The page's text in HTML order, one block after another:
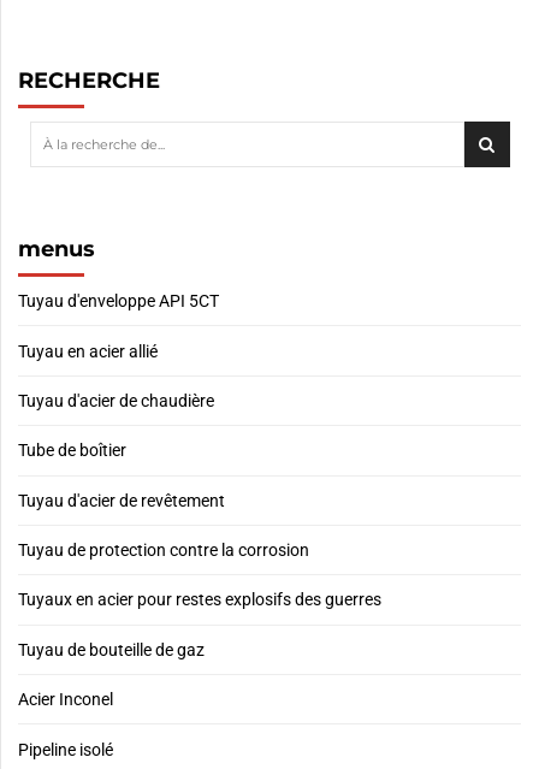
RECHERCHE
menus
Tuyau d'enveloppe API 5CT
Tuyau en acier allié
Tuyau d'acier de chaudière
Tube de boîtier
Tuyau d'acier de revêtement
Tuyau de protection contre la corrosion
Tuyaux en acier pour restes explosifs des guerres
Tuyau de bouteille de gaz
Acier Inconel
Pipeline isolé